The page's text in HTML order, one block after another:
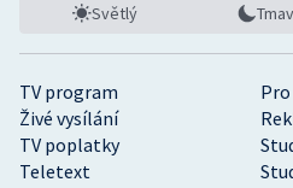
TV program
Živé vysílání
TV poplatky
Teletext
Světlý